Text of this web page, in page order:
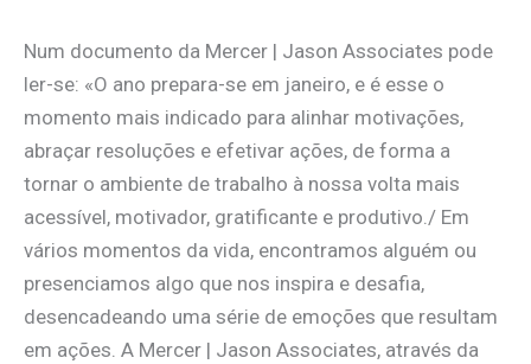
Num documento da Mercer | Jason Associates pode
ler-se: «O ano prepara-se em janeiro, e é esse o
momento mais indicado para alinhar motivações,
abraçar resoluções e efetivar ações, de forma a
tornar o ambiente de trabalho à nossa volta mais
acessível, motivador, gratificante e produtivo./ Em
vários momentos da vida, encontramos alguém ou
presenciamos algo que nos inspira e desafia,
desencadeando uma série de emoções que resultam
em ações. A Mercer | Jason Associates, através da